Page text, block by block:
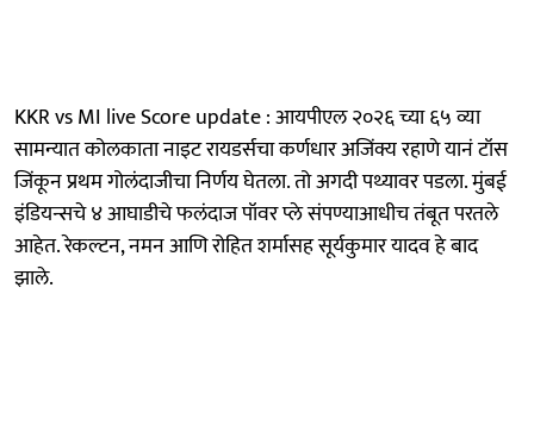
KKR vs MI live Score update : आयपीएल २०२६ च्या ६५ व्या
सामन्यात कोलकाता नाइट रायडर्सचा कर्णधार अजिंक्य रहाणे यानं टॉस
जिंकून प्रथम गोलंदाजीचा निर्णय घेतला. तो अगदी पथ्यावर पडला. मुंबई
इंडियन्सचे ४ आघाडीचे फलंदाज पॉवर प्ले संपण्याआधीच तंबूत परतले
आहेत. रेकल्टन, नमन आणि रोहित शर्मासह सूर्यकुमार यादव हे बाद
झाले.